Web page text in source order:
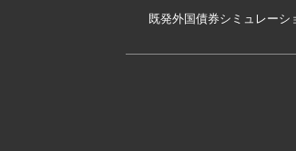
既発外国債券シミュレーシ